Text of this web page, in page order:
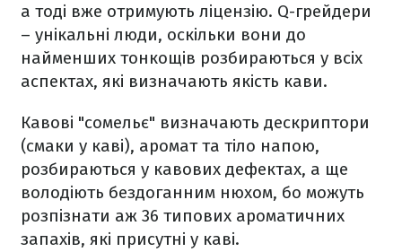
а тоді вже отримують ліцензію. Q-грейдери
– унікальні люди, оскільки вони до
найменших тонкощів розбираються у всіх
аспектах, які визначають якість кави.
Кавові "сомельє" визначають дескриптори
(смаки у каві), аромат та тіло напою,
розбираються у кавових дефектах, а ще
володіють бездоганним нюхом, бо можуть
розпізнати аж 36 типових ароматичних
запахів, які присутні у каві.